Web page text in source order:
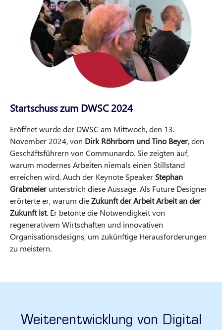
Startschuss zum DWSC 2024
Eröffnet wurde der DWSC am Mittwoch, den 13.
November 2024, von Dirk Röhrborn und Tino Beyer, den
Geschäftsführern von Communardo. Sie zeigten auf,
warum modernes Arbeiten niemals einen Stillstand
erreichen wird. Auch der Keynote Speaker Stephan
Grabmeierunterstrich diese Aussage. Als Future Designer
erörterte er, warum dieZukunft der Arbeit Arbeit an der
Zukunft ist. Er betonte die Notwendigkeit von
regenerativem Wirtschaften und innovativen
Organisationsdesigns, um zukünftige Herausforderungen
zu meistern.
Weiterentwicklung von Digital